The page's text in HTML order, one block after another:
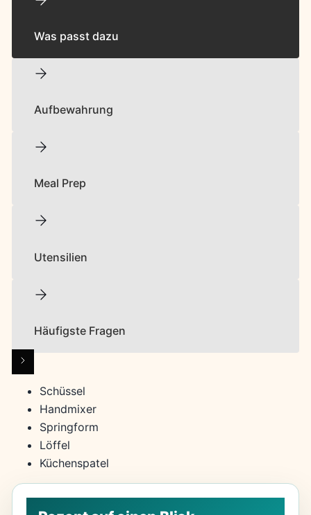
Was passt dazu
Aufbewahrung
Meal Prep
Utensilien
Häufigste Fragen
Schüssel
Handmixer
Springform
Löffel
Küchenspatel